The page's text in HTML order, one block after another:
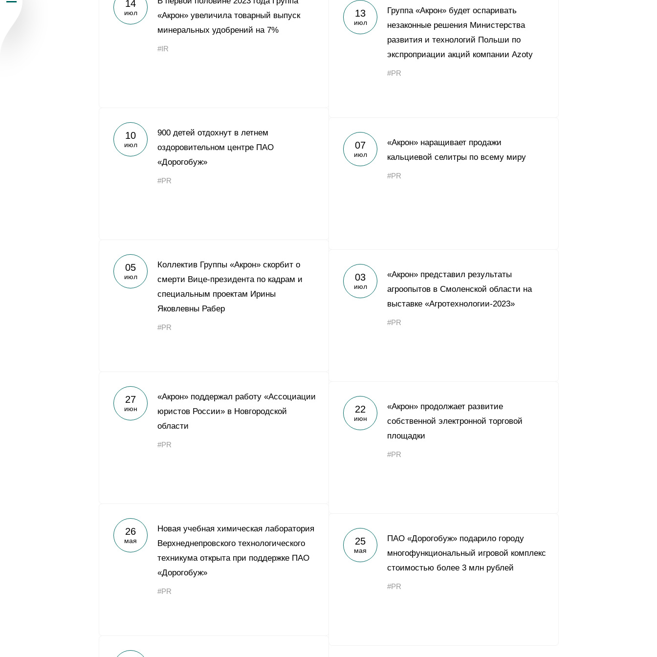
Yong Sheng Feng
Acron Argentina S.R.L
Acron Brasil Ltda.
Пресс-центр
Карьера
14
июл
«Акрон» увеличила товарный выпуск
минеральных удобрений на 7%
#IR
13
июл
Группа «Акрон» будет оспаривать
незаконные решения Министерства
развития и технологий Польши по
экспроприации акций компании Azoty
#PR
10
июл
900 детей отдохнут в летнем
оздоровительном центре ПАО
«Дорогобуж»
#PR
07
июл
«Акрон» наращивает продажи
кальциевой селитры по всему миру
#PR
05
июл
Коллектив Группы «Акрон» скорбит о
смерти Вице-президента по кадрам и
специальным проектам Ирины
Яковлевны Рабер
#PR
03
июл
«Акрон» представил результаты
агроопытов в Смоленской области на
выставке «Агротехнологии-2023»
#PR
27
июн
«Акрон» поддержал работу «Ассоциации
юристов России» в Новгородской
области
#PR
22
июн
«Акрон» продолжает развитие
собственной электронной торговой
площадки
#PR
26
мая
Новая учебная химическая лаборатория
Верхнеднепровского технологического
техникума открыта при поддержке ПАО
«Дорогобуж»
#PR
25
мая
ПАО «Дорогобуж» подарило городу
многофункциональный игровой комплекс
стоимостью более 3 млн рублей
#PR